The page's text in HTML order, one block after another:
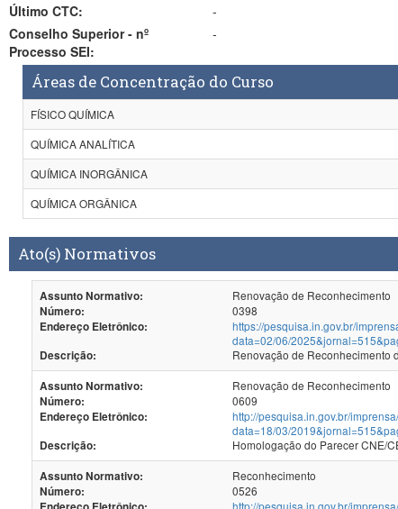
Último CTC:
-
Conselho Superior - nº
Processo SEI:
-
Áreas de Concentração do Curso
FÍSICO QUÍMICA
QUÍMICA ANALÍTICA
QUÍMICA INORGÂNICA
QUÍMICA ORGÂNICA
Ato(s) Normativos
Assunto Normativo: Renovação de Reconhecimento
Número:
0398
Endereço Eletrônico:
https://pesquisa.in.gov.br/
data=02/06/
Descrição:
Renovação de Reconhecimento
Assunto Normativo: Renovação de Reconhecimento
Número:
0609
Endereço Eletrônico:
http://pesquisa.in.gov.br/
data=18/03/
Descrição:
Homologação do Parecer CNE/
Assunto Normativo: Reconhecimento
Número:
0526
http://pesquisa.in.gov.br/